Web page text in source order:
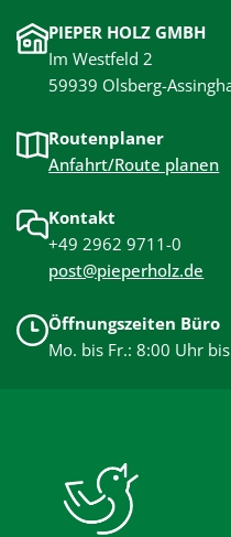
PIEPER HOLZ GMBH
Im Westfeld 2
59939 Olsberg-
Routenplaner
Anfahrt/Route planen
Kontakt
+49 2962 9711-0
post@pieperholz.de
Öffnungszeiten Büro
Mo. bis Fr.: 8:00 Uhr